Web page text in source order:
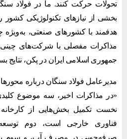
تحولات حرکت کنند. ما در فولاد
بخشی از نیازهای تکنولوژیکی
هدفمند با کشورهای صنعتی، به‌ویژه
مذاکرات مفصلی با شرکت‌های چینی
جمهوری اسلامی ایران در پکن، نتایج
مدیرعامل فولاد سنگان درباره
«در مذاکرات اخیر، سه موضوع
نخست تکمیل بخش‌هایی از کارخانه
فناوری خارجی است، دوم
صرفه‌جویی در مصرف آب، و سوم